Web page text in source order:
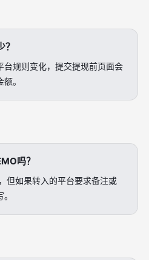
台规则变化，提交提现前页面会
。
吗？
但如果转入的平台要求备注或